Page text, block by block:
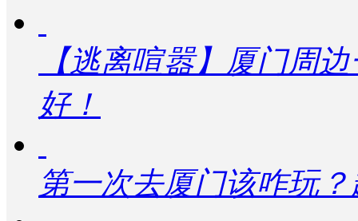
【逃离喧嚣】厦门周
好！
第一次去厦门该咋玩